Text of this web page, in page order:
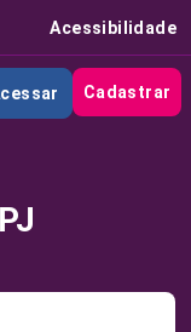
Acessibilidade
Cadastrar